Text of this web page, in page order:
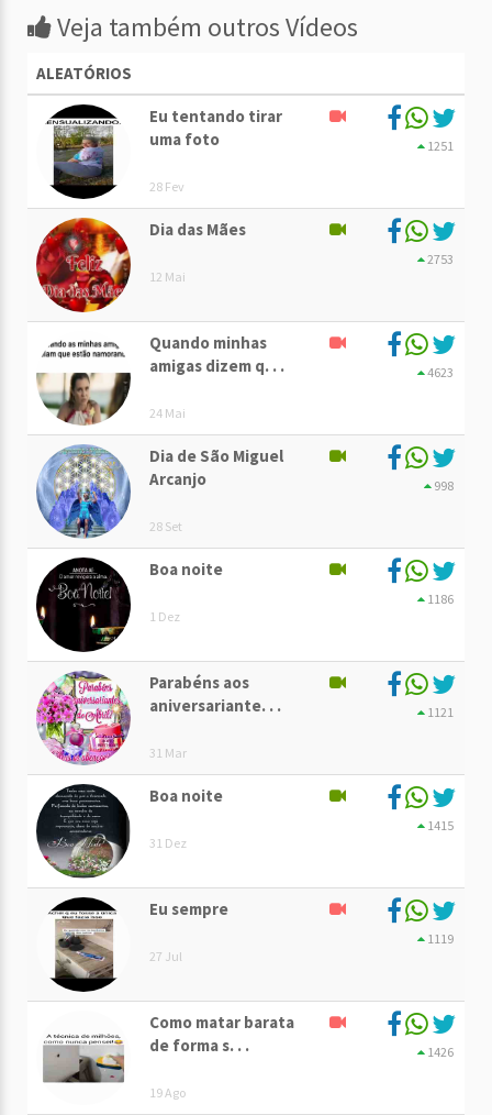
Veja também outros Vídeos
ALEATÓRIOS
Eu tentando tirar
uma foto
28 Fev
1251
Dia das Mães
12 Mai
2753
Quando minhas
amigas dizem q. . .
24 Mai
4623
Dia de São Miguel
Arcanjo
28 Set
998
Boa noite
1 Dez
1186
Parabéns aos
aniversariante. . .
31 Mar
1121
Boa noite
31 Dez
1415
Eu sempre
27 Jul
1119
Como matar barata
de forma s. . .
19 Ago
1426